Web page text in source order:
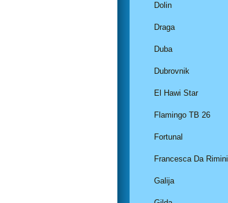
Dolin
Draga
Duba
Dubrovnik
El Hawi Star
Flamingo TB 26
Fortunal
Francesca Da Rimini
Galija